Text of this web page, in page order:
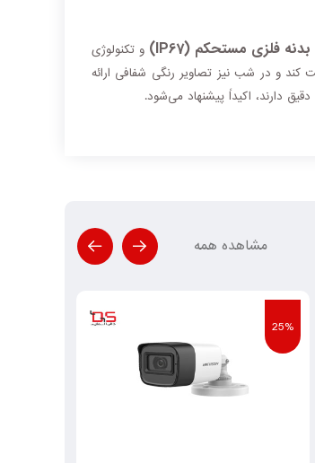
بدنه فلزی مستحکم (IP67) و تکنولوژی
کند و در شب نیز تصاویر رنگی شفافی ارائه
دارند، اکیداً پیشنهاد می‌شود.
مشاهده همه
25%